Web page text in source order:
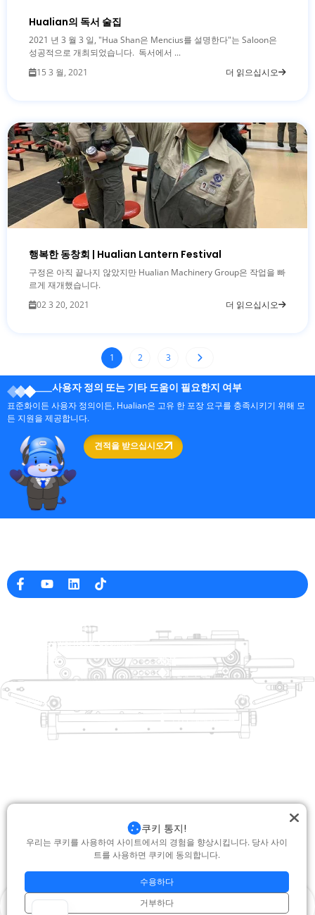
Hualian의 독서 술집
2021 년 3 월 3 일, "Hua Shan은 Mencius를 설명한다"는 Saloon은
성공적으로 개최되었습니다. 독서에서 ...
15 3 월, 2021
더 읽으십시오
행복한 동창회 | Hualian Lantern Festival
구정은 아직 끝나지 않았지만 Hualian Machinery Group은 작업을 빠
르게 재개했습니다.
02 3 20, 2021
더 읽으십시오
1 2 3
사용자 정의 또는 기타 도움이 필요한지 여부
표준화이든 사용자 정의이든, Hualian은 고유 한 포장 요구를 충족시키기 위해 모
든 지원을 제공합니다.
견적을 받으십시오
도움말 링크
제품
해결책
제품
트레이 살러
열적 성형 포장 기계
가방 폐쇄 시스템
포장 기계를 수축시킵니다
회사 정보
+8613738733841
No. 2 Dawei Road, Gaoxiang
산업 구역, Wenzhou, 중국 잔즈 앙
저작권 © 2025 Hualian. 모든 권리 보유 | 지원 : Junj|
|setemap.xml
쿠키 통지!
우리는 쿠키를 사용하여 사이트에서의 경험을 향상시킵니다. 당사 사이
트를 사용하면 쿠키에 동의합니다.
수용하다
거부하다